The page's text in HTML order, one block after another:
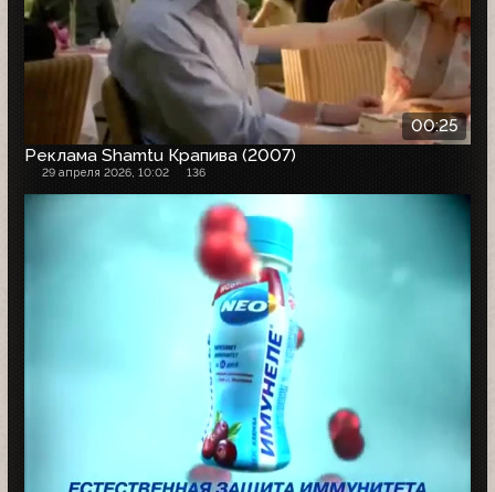
00:25
Реклама Shamtu Крапива (2007)
29 апреля 2026, 10:02 136